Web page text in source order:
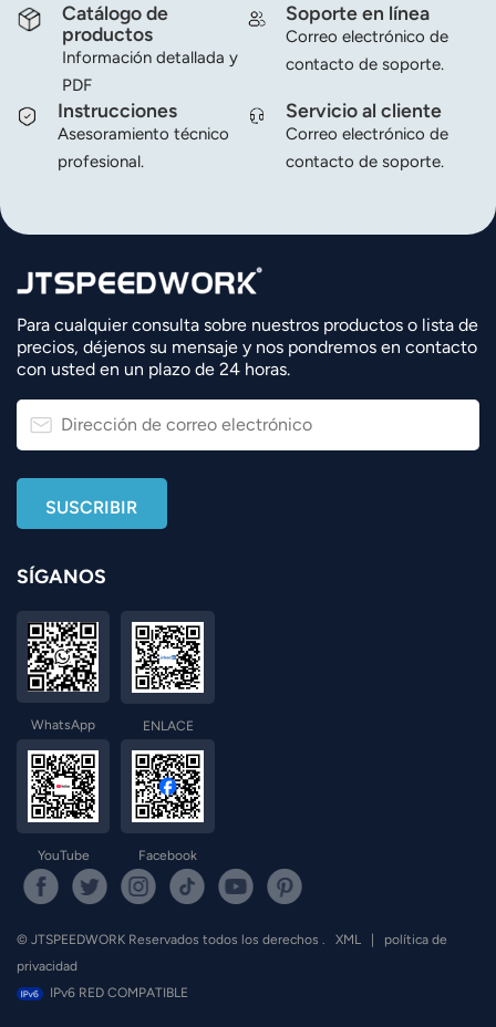
Catálogo de
productos
Información detallada y
PDF
Soporte en línea
Correo electrónico de
contacto de soporte.
Instrucciones
Asesoramiento técnico
profesional.
Servicio al cliente
Correo electrónico de
contacto de soporte.
Para cualquier consulta sobre nuestros productos o lista de
precios, déjenos su mensaje y nos pondremos en contacto
con usted en un plazo de 24 horas.
SÍGANOS
WhatsApp ENLACE
YouTube Facebook
© JTSPEEDWORK Reservados todos los derechos . XML |
política de
privacidad
IPv6 RED COMPATIBLE